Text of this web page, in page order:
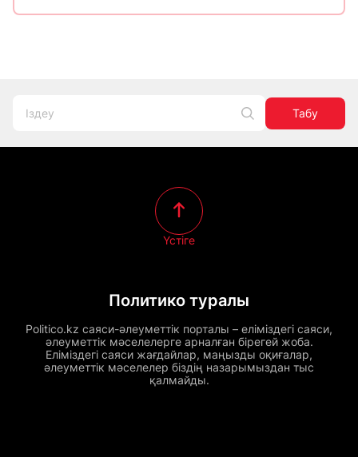
Табу
Политико туралы
Politico.kz саяси-әлеуметтік порталы – еліміздегі саяси,
әлеуметтік мәселелерге арналған бірегей жоба.
Еліміздегі саяси жағдайлар, маңызды оқиғалар,
әлеуметтік мәселелер біздің назарымыздан тыс
қалмайды.
Үстіге